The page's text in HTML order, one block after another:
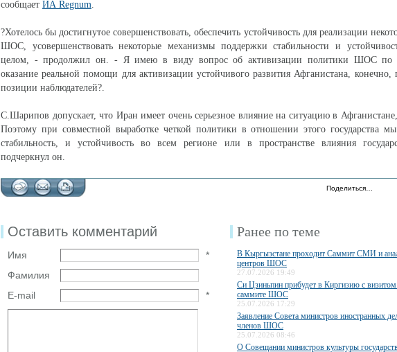
сообщает ИА Regnum.
?Хотелось бы достигнутое совершенствовать, обеспечить устойчивость для реализации
ШОС, усовершенствовать некоторые механизмы поддержки стабильности и
целом, - продолжил он. - Я имею в виду вопрос об активизации политики ШОС по
оказание реальной помощи для активизации устойчивого развития Афганистана, конечно,
позиции наблюдателей?.
С.Шарипов допускает, что Иран имеет очень серьезное влияние на ситуацию в
Поэтому при совместной выработке четкой политики в отношении этого государства
стабильность, и устойчивость во всем регионе или в пространстве влияния
подчеркнул он.
Поделиться…
Оставить комментарий
Имя
*
Фамилия
E-mail
*
Ранее по теме
В Кыргызстане проходит Саммит СМИ и
центров ШОС
27.07.2026 19:49
Си Цзиньпин прибудет в Киргизию с
саммите ШОС
25.07.2026 17:29
Заявление Совета министров иностранных
членов ШОС
25.07.2026 08:46
О Совещании министров культуры